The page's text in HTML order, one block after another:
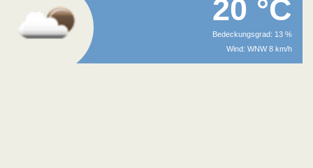
20 °C
Bedeckungsgrad: 13 %
Wind: WNW 8 km/h